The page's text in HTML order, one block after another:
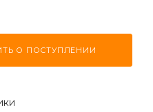
О ПОСТУПЛЕНИИ